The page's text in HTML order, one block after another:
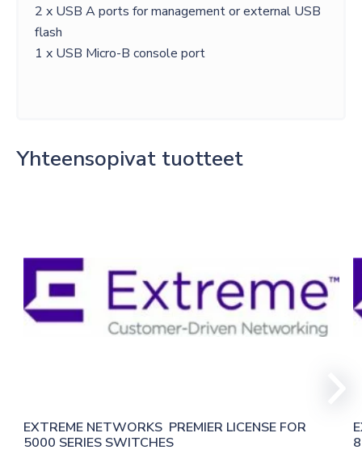
2 x USB A ports for management or external USB
flash
1 x USB Micro-B console port
Yhteensopivat tuotteet
EXTREME NETWORKS  PREMIER LICENSE FOR
5000 SERIES SWITCHES